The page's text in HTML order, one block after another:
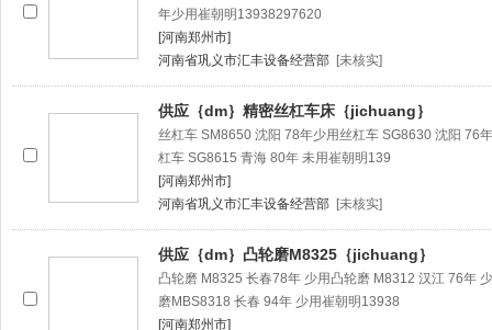
年少用崔朝明13938297620
[河南郑州市]
河南省巩义市汇丰设备经营部 [未核实]
供应｛dm｝精密丝杠车床｛jichuang｝
丝杠车 SM8650 沈阳 78年少用丝杠车 SG8630 沈阳 76
杠车 SG8615 青海 80年 未用崔朝明139
[河南郑州市]
河南省巩义市汇丰设备经营部 [未核实]
供应｛dm｝凸轮磨M8325｛jichuang｝
凸轮磨 M8325 长春78年 少用凸轮磨 M8312 汉江 76年
磨MBS8318 长春 94年 少用崔朝明13938
[河南郑州市]